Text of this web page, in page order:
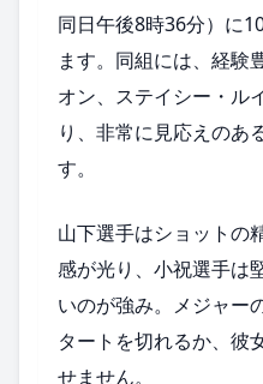
同日午後8時36分）に
ます。同組には、経験
オン、ステイシー・ル
り、非常に見応えのあ
す。
山下選手はショットの
感が光り、小祝選手は
いのが強み。メジャー
タートを切れるか、彼
せません。